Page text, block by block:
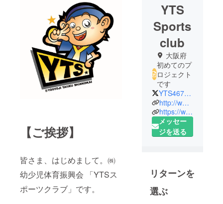
【ご挨拶】
皆さま、はじめまして。㈱
幼少児体育振興会 「YTSス
ポーツクラブ」です。
YTS
Sports
club
大阪府
初めてのプ
ロジェクト
です
YTS46713136
http://www.ytssc.com/
https://www.instagram.com/yts_sports_club/
メッセー
ジを送る
リターンを
選ぶ